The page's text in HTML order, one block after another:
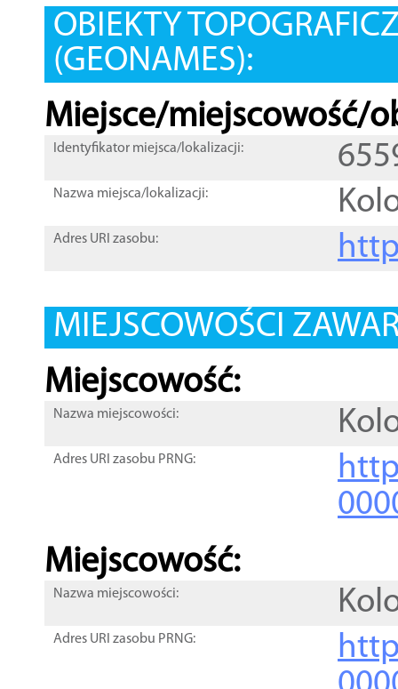
OBIEKTY
(GEONAMES):
Miejsce/miejscowość/
Identyfikator miejsca/lokalizacji:
Nazwa miejsca/lokalizacji:
Adres URI zasobu:
MIEJSCOWOŚCI
Miejscowość:
Nazwa miejscowości:
Adres URI zasobu PRNG:
Miejscowość:
Nazwa miejscowości:
Adres URI zasobu PRNG: